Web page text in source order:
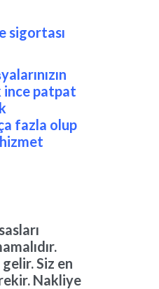
sigortası
ince patpat
fazla olup
Siz en
Nakliye